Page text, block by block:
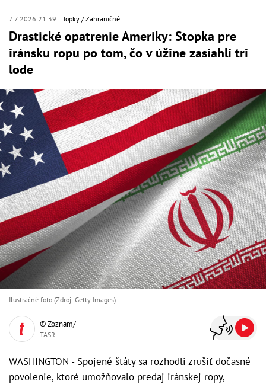
7.7.2026 21:39 Topky Zahraničné
Drastické opatrenie Ameriky: Stopka pre
iránsku ropu po tom, čo v úžine zasiahli tri
lode
Ilustračné foto (Zdroj: Getty Images)
© Zoznam/
TASR
WASHINGTON - Spojené štáty sa rozhodli zrušiť dočasné
povolenie, ktoré umožňovalo predaj iránskej ropy,